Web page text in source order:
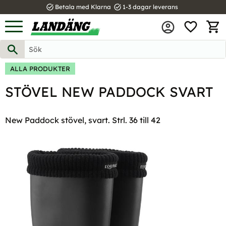
Meny
task_alt Betala med Klarna task_alt 1-3 dagar leverans
ALLA PRODUKTER
STÖVEL NEW PADDOCK SVART
New Paddock stövel, svart. Strl. 36 till 42